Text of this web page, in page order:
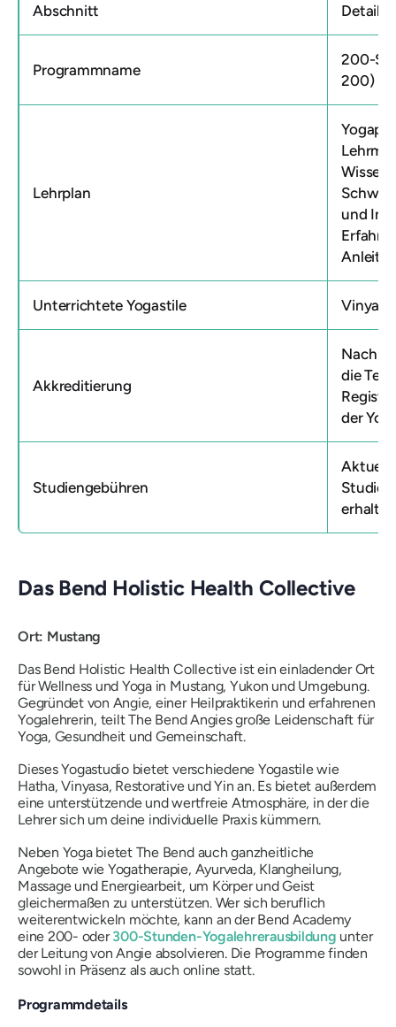
Abschnitt Details
Programmname
200-
200)
Lehrplan
und
Unterrichtete Yogastile
Akkreditierung
Nach
die
der
Studiengebühren
Das Bend Holistic Health Collective
Ort: Mustang
Das Bend Holistic Health Collective ist ein einladender Ort
für Wellness und Yoga in Mustang, Yukon und Umgebung.
Gegründet von Angie, einer Heilpraktikerin und erfahrenen
Yogalehrerin, teilt The Bend Angies große Leidenschaft für
Yoga, Gesundheit und Gemeinschaft.
Dieses Yogastudio bietet verschiedene Yogastile wie
Hatha, Vinyasa, Restorative und Yin an. Es bietet außerdem
eine unterstützende und wertfreie Atmosphäre, in der die
Lehrer sich um deine individuelle Praxis kümmern.
Neben Yoga bietet The Bend auch ganzheitliche
Angebote wie Yogatherapie, Ayurveda, Klangheilung,
Massage und Energiearbeit, um Körper und Geist
gleichermaßen zu unterstützen. Wer sich beruflich
weiterentwickeln möchte, kann an der Bend Academy
eine 200- oder300-Stunden-Yogalehrerausbildung unter
der Leitung von Angie absolvieren. Die Programme finden
sowohl in Präsenz als auch online statt.
Programmdetails